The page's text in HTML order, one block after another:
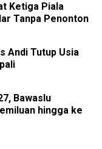
Ketiga Piala
Tanpa Penonton
Andi Tutup Usia
Bawaslu
hingga ke